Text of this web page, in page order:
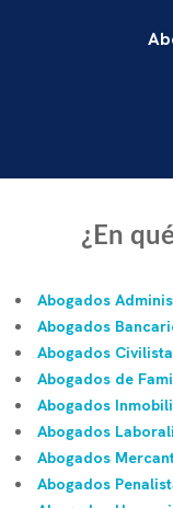
¿En
Abogados
Abogados
Abogados
Abogados de
Abogados
Abogados
Abogados
Abogados